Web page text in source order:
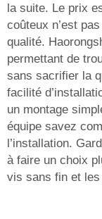
la suite. Le prix
coûteux n’est
qualité.
permettant de
sans sacrifier la
facilité
un montage
équipe savez
l’installation.
à faire un choix
vis sans fin et